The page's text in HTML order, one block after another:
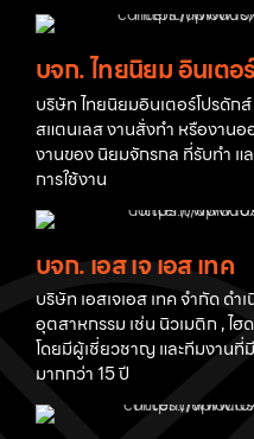
บจก. ไทยนิยม อินเตอ
บริษัท ไทยนิยมอินเตอร์โปรดัก
สแตนเลส งานสั่งทำ หรืองาน
งานของ นิยมจักรกล ที่รับทำ
การใช้งาน
บจก. เอส เจ เอส เทค
บริษัท เอสเจเอส เทค จำกัด ด
อุตสาหกรรม เช่น นิวเมติก , ไ
โดยมีผู้เชี่ยวชาญ และทีมงาน
มากกว่า 15 ปี